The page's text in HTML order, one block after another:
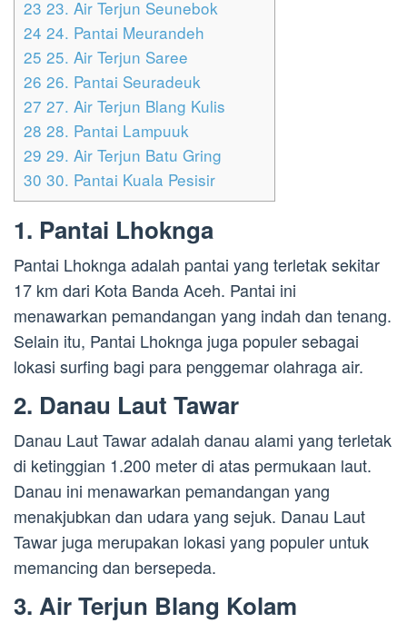
23 23. Air Terjun Seunebok
24 24. Pantai Meurandeh
25 25. Air Terjun Saree
26 26. Pantai Seuradeuk
27 27. Air Terjun Blang Kulis
28 28. Pantai Lampuuk
29 29. Air Terjun Batu Gring
30 30. Pantai Kuala Pesisir
1. Pantai Lhoknga
Pantai Lhoknga adalah pantai yang terletak sekitar
17 km dari Kota Banda Aceh. Pantai ini
menawarkan pemandangan yang indah dan tenang.
Selain itu, Pantai Lhoknga juga populer sebagai
lokasi surfing bagi para penggemar olahraga air.
2. Danau Laut Tawar
Danau Laut Tawar adalah danau alami yang terletak
di ketinggian 1.200 meter di atas permukaan laut.
Danau ini menawarkan pemandangan yang
menakjubkan dan udara yang sejuk. Danau Laut
Tawar juga merupakan lokasi yang populer untuk
memancing dan bersepeda.
3. Air Terjun Blang Kolam